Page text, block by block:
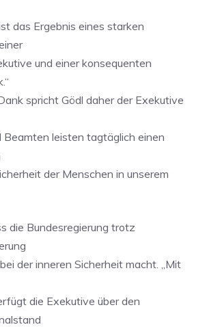
das Ergebnis eines starken
und einer konsequenten
spricht Gödl daher der Exekutive
Beamten leisten tagtäglich einen
der Menschen in unserem
die Bundesregierung trotz
der inneren Sicherheit macht. „Mit
die Exekutive über den